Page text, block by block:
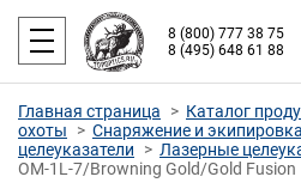
8 (800) 777 38 75
8 (495) 648 61 88
Главная страница Каталог
охоты
Снаряжение и экипировка
целеуказатели
Лазерные
ОМ-1L-7/Browning Gold/Gold Fusion